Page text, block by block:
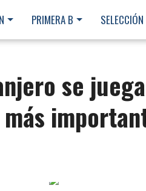
PRIMERA B
se